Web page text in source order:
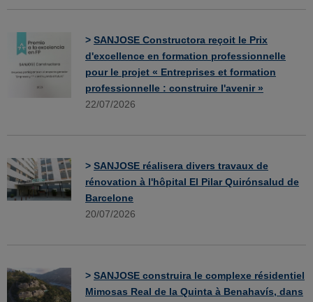
> SANJOSE Constructora reçoit le Prix
d'excellence en formation professionnelle
pour le projet « Entreprises et formation
professionnelle : construire l'avenir »
22/07/2026
> SANJOSE réalisera divers travaux de
rénovation à l'hôpital El Pilar Quirónsalud de
Barcelone
20/07/2026
> SANJOSE construira le complexe résidentiel
Mimosas Real de la Quinta à Benahavís, dans